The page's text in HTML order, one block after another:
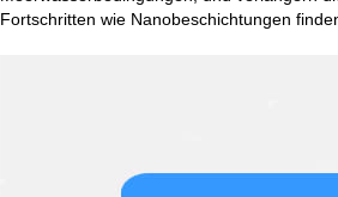
Fortschritten wie Nanobeschichtungen